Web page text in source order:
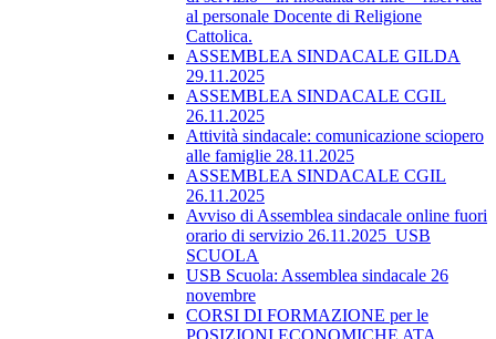
al personale Docente di Religione
Cattolica.
ASSEMBLEA SINDACALE GILDA
29.11.2025
ASSEMBLEA SINDACALE CGIL
26.11.2025
Attività sindacale: comunicazione sciopero
alle famiglie 28.11.2025
ASSEMBLEA SINDACALE CGIL
26.11.2025
Avviso di Assemblea sindacale online fuori
orario di servizio 26.11.2025_USB
SCUOLA
USB Scuola: Assemblea sindacale 26
novembre
CORSI DI FORMAZIONE per le